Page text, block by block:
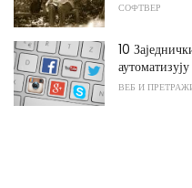
СОФТВЕР
10
аутоматизују
ВЕБ И